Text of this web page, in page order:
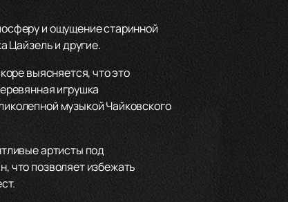
и ощущение старинной
Цайзель и другие.
выясняется, что это
игрушка
музыкой Чайковского
артисты под
что позволяет избежать